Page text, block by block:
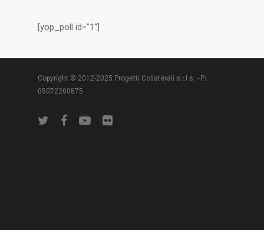
[yop_poll id=”1″]
Copyright © 2012-2025 Progetti Collaterali s.r.l.s. - P.I.
05072200875